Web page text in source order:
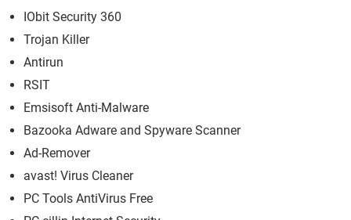
IObit Security 360
Trojan Killer
Antirun
RSIT
Emsisoft Anti-Malware
Bazooka Adware and Spyware Scanner
Ad-Remover
avast! Virus Cleaner
PC Tools AntiVirus Free